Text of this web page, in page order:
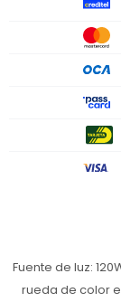
Fuente de luz:
rueda de color